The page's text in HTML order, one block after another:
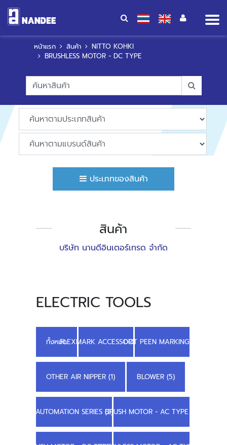
หน้าแรก สินค้า
NITTO KOHKI
BRUSHLESS MOTOR - DC TYPE
ประเภทของสินค้า
สินค้า
บริษัท นานดีอินเตอร์เทรด จำกัด
ELECTRIC TOOLS
ทั้งหมดFLEXMARK ACCESSORIES (4)DOT PEEN MARKING (3)
OTHER AIR NIPPER (1) BLOWER (5)
AUTOMATION SERIES (2)BRUSH MOTOR - AC TYPE (1)